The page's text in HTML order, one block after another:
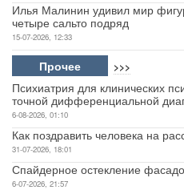
Илья Малинин удивил мир
четыре сальто подряд
15-07-2026, 12:33
Прочее >>>
Психиатрия для клинических
точной дифференциальной
6-08-2026, 01:10
Как поздравить человека на
31-07-2026, 18:01
Спайдерное остекление
6-07-2026, 21:57